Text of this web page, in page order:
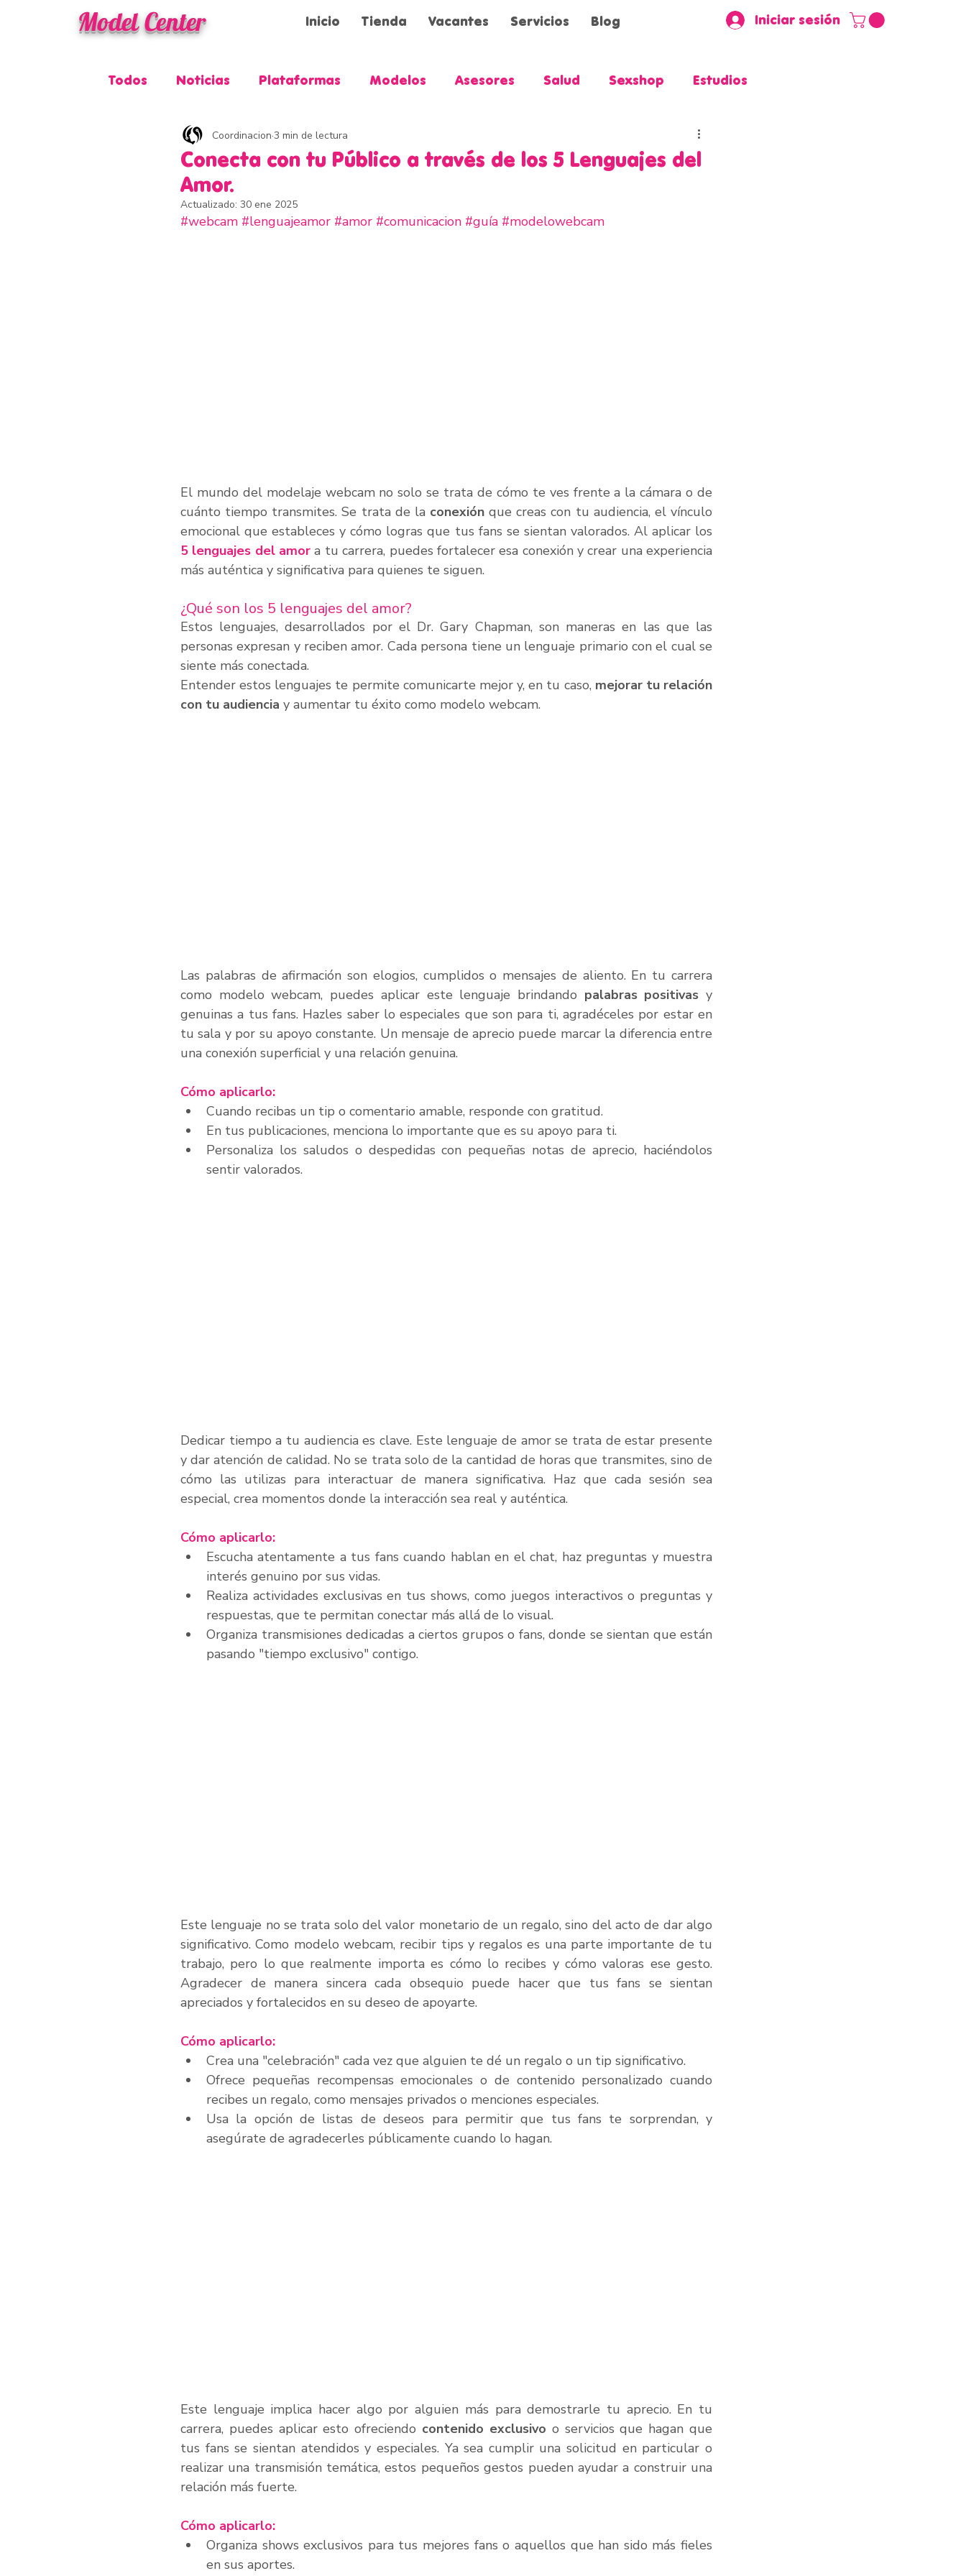
Model Center Inicio Tienda Vacantes Servicios Blog Iniciar sesión
Todos Noticias Plataformas Modelos Asesores Salud Sexshop Estudios
Conecta con tu Público a través de los 5 Lenguajes del
Amor.
Coordinacion 3 min de lectura
Actualizado: 30 ene 2025
#webcam #lenguajeamor #amor #comunicacion #guía #modelowebcam
El mundo del modelaje webcam no solo se trata de cómo te ves frente a la cámara o de
cuánto tiempo transmites. Se trata de la conexión que creas con tu audiencia, el vínculo
5 lenguajes del amor a tu carrera, puedes fortalecer esa conexión y crear una experiencia
más auténtica y significativa para quienes te siguen.
¿Qué son los 5 lenguajes del amor?
Estos lenguajes, desarrollados por el Dr. Gary Chapman, son maneras en las que las
personas expresan y reciben amor. Cada persona tiene un lenguaje primario con el cual se
siente más conectada.
Entender estos lenguajes te permite comunicarte mejor y, en tu caso, mejorar tu relación
con tu audiencia y aumentar tu éxito como modelo webcam.
Las palabras de afirmación son elogios, cumplidos o mensajes de aliento. En tu carrera
como modelo webcam, puedes aplicar este lenguaje brindando palabras positivas y
genuinas a tus fans. Hazles saber lo especiales que son para ti, agradéceles por estar en
tu sala y por su apoyo constante. Un mensaje de aprecio puede marcar la diferencia entre
una conexión superficial y una relación genuina.
Cómo aplicarlo:
Cuando recibas un tip o comentario amable, responde con gratitud.
En tus publicaciones, menciona lo importante que es su apoyo para ti.
Personaliza los saludos o despedidas con pequeñas notas de aprecio, haciéndolos
sentir valorados.
Dedicar tiempo a tu audiencia es clave. Este lenguaje de amor se trata de estar presente
y dar atención de calidad. No se trata solo de la cantidad de horas que transmites, sino de
cómo las utilizas para interactuar de manera significativa. Haz que cada sesión sea
especial, crea momentos donde la interacción sea real y auténtica.
Cómo aplicarlo:
Escucha atentamente a tus fans cuando hablan en el chat, haz preguntas y muestra
interés genuino por sus vidas.
Realiza actividades exclusivas en tus shows, como juegos interactivos o preguntas y
respuestas, que te permitan conectar más allá de lo visual.
Organiza transmisiones dedicadas a ciertos grupos o fans, donde se sientan que están
pasando "tiempo exclusivo" contigo.
Este lenguaje no se trata solo del valor monetario de un regalo, sino del acto de dar algo
significativo. Como modelo webcam, recibir tips y regalos es una parte importante de tu
trabajo, pero lo que realmente importa es cómo lo recibes y cómo valoras ese gesto.
Agradecer de manera sincera cada obsequio puede hacer que tus fans se sientan
apreciados y fortalecidos en su deseo de apoyarte.
Cómo aplicarlo:
Crea una "celebración" cada vez que alguien te dé un regalo o un tip significativo.
Ofrece pequeñas recompensas emocionales o de contenido personalizado cuando
recibes un regalo, como mensajes privados o menciones especiales.
Usa la opción de listas de deseos para permitir que tus fans te sorprendan, y
asegúrate de agradecerles públicamente cuando lo hagan.
Este lenguaje implica hacer algo por alguien más para demostrarle tu aprecio. En tu
carrera, puedes aplicar esto ofreciendo contenido exclusivo o servicios que hagan que
tus fans se sientan atendidos y especiales. Ya sea cumplir una solicitud en particular o
realizar una transmisión temática, estos pequeños gestos pueden ayudar a construir una
relación más fuerte.
Cómo aplicarlo:
Organiza shows exclusivos para tus mejores fans o aquellos que han sido más fieles
en sus aportes.